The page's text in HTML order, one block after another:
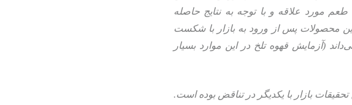
مورد علاقه و با توجه به نتایج حاصله
محصولات پس از ورود به بازار با شکست
(آزمایش قهوه تلخ در این موارد بسیار
بازار با یکدیگر در تناقض بوده است.